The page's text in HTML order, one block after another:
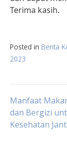
Terima kasih.
Posted in Berita
2023
Post
Manfaat
dan Bergizi
Kesehatan